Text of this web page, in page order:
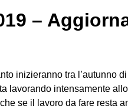
–
inizieranno tra l’autunno
lavorando intensamente
se il lavoro da fare resta